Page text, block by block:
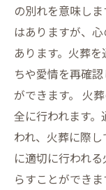
の別れを意味し
はありますが、
あります。火葬
ちや愛情を再確
ができます。 火
全に行われます
われ、火葬に際
に適切に行われ
らすことができ